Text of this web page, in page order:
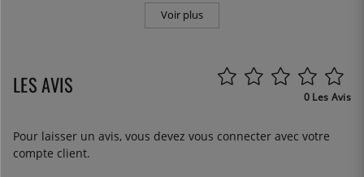
Voir plus
LES AVIS 0 Les Avis
Pour laisser un avis, vous devez vous connecter avec votre
compte client.